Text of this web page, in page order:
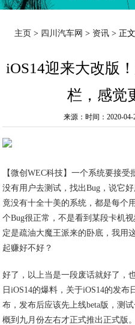
主页 > 四川汽车网 > 资讯 > 正文
iOS14迎来大改版
栏，感觉
来源：时间：2020-04-
【微创WEC科技】一个系统要接
没有用户去测试，找出Bug，说它
竟没有十全十美的系统，都是每个
个Bug很正常，不是看到某段卡机
定是疏油大魔王派来的卧底，我用
起赚好不好？
好了，以上当是一段废话就好了，
日iOS14的爆料，关于iOS14的发
布，发布后应该先上线beta版，测
概到九月份左右才正式推出正式版。